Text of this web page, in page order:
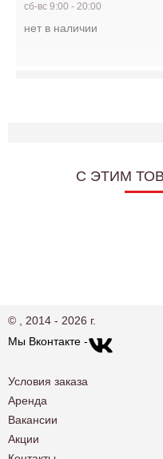
сб-вс 9:00 - 20:00
нет в наличии
C ЭТИМ
© , 2014 - 2026 г.
Мы Вконтакте -
Условия заказа
Аренда
Вакансии
Акции